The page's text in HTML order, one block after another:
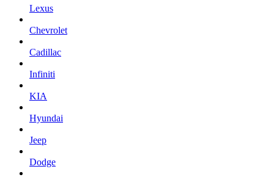
Lexus
Chevrolet
Cadillac
Infiniti
KIA
Hyundai
Jeep
Dodge